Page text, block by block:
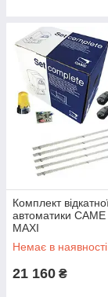
Комплект
автоматики
MAXI
Немає в наявності
21 160 ₴